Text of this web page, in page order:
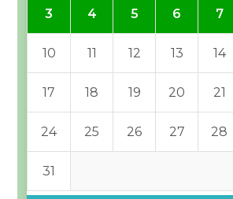
3 4 5 6 7
10 11 12 13 14
17 18 19 20 21
24 25 26 27 28
31